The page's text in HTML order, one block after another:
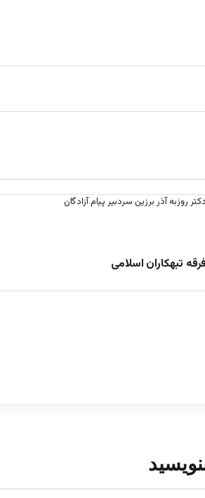
فرقه تبهکاران اسلامی